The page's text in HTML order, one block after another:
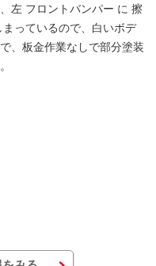
左 フロントバンパー に 擦
っているので、白いボデ
、板金作業なしで部分塗装